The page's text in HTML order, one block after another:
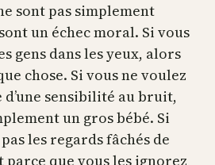
sont pas simplement
un échec moral. Si vous
gens dans les yeux, alors
chose. Si vous ne voulez
d’une sensibilité au bruit,
un gros bébé. Si
les regards fâchés de
parce que vous les ignorez